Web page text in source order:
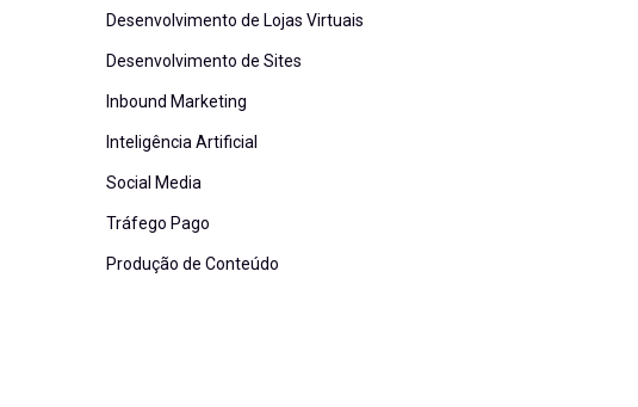
Desenvolvimento de Lojas Virtuais
Desenvolvimento de Sites
Inbound Marketing
Inteligência Artificial
Social Media
Tráfego Pago
Produção de Conteúdo